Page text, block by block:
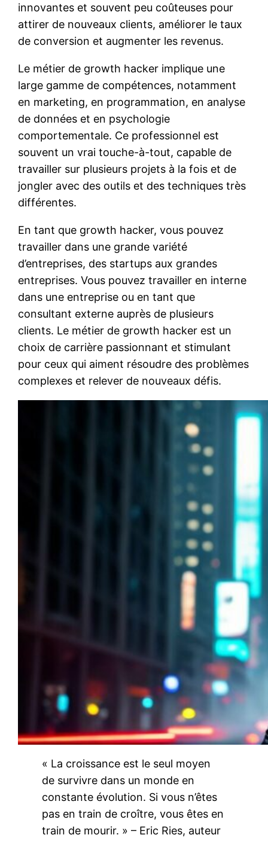
innovantes et souvent peu coûteuses pour
attirer de nouveaux clients, améliorer le taux
de conversion et augmenter les revenus.
Le métier de growth hacker implique une
large gamme de compétences, notamment
en marketing, en programmation, en analyse
de données et en psychologie
comportementale. Ce professionnel est
souvent un vrai touche-à-tout, capable de
travailler sur plusieurs projets à la fois et de
jongler avec des outils et des techniques très
différentes.
En tant que growth hacker, vous pouvez
travailler dans une grande variété
d’entreprises, des startups aux grandes
entreprises. Vous pouvez travailler en interne
dans une entreprise ou en tant que
consultant externe auprès de plusieurs
clients. Le métier de growth hacker est un
choix de carrière passionnant et stimulant
pour ceux qui aiment résoudre des problèmes
complexes et relever de nouveaux défis.
« La croissance est le seul moyen
de survivre dans un monde en
constante évolution. Si vous n’êtes
pas en train de croître, vous êtes en
train de mourir. » – Eric Ries, auteur